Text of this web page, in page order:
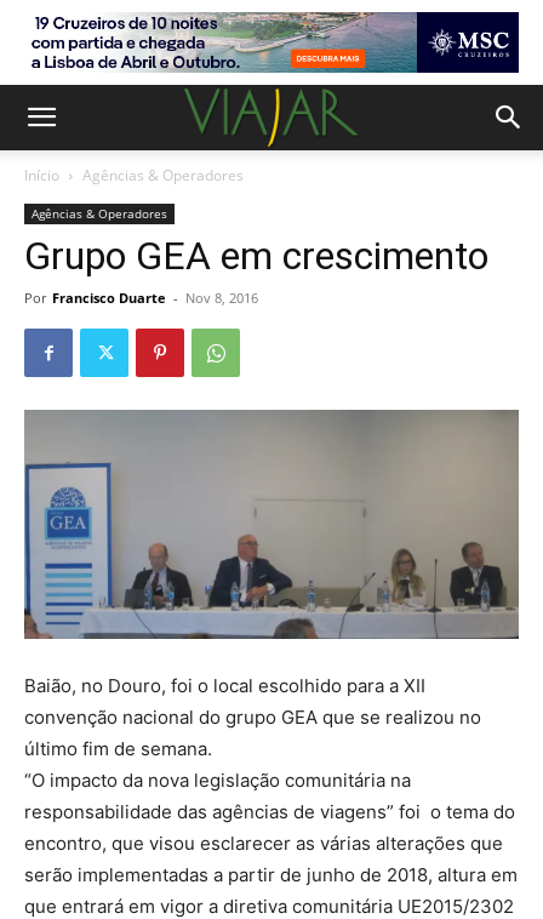
Início Agências & Operadores
Agências & Operadores
Grupo GEA em crescimento
Por Francisco Duarte - Nov 8, 2016
Baião, no Douro, foi o local escolhido para a XII
convenção nacional do grupo GEA que se realizou no
último fim de semana.
“O impacto da nova legislação comunitária na
responsabilidade das agências de viagens” foi o tema do
encontro, que visou esclarecer as várias alterações que
serão implementadas a partir de junho de 2018, altura em
que entrará em vigor a diretiva comunitária UE2015/2302